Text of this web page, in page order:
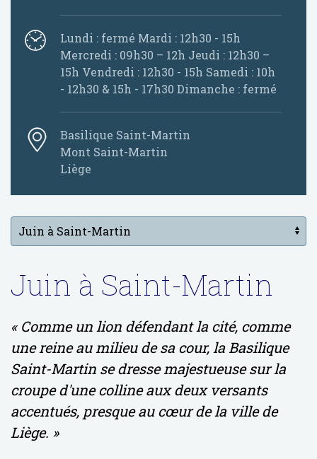
Lundi : fermé Mardi : 12h30 - 15h
Mercredi : 09h30 – 12h Jeudi : 12h30 –
15h Vendredi : 12h30 - 15h Samedi : 10h
- 12h30 & 15h - 17h30 Dimanche : fermé
Basilique Saint-Martin
Mont Saint-Martin
Liège
Juin à Saint-Martin
« Comme un lion défendant la cité, comme
une reine au milieu de sa cour, la Basilique
Saint-Martin se dresse majestueuse sur la
croupe d'une colline aux deux versants
accentués, presque au cœur de la ville de
Liège. »